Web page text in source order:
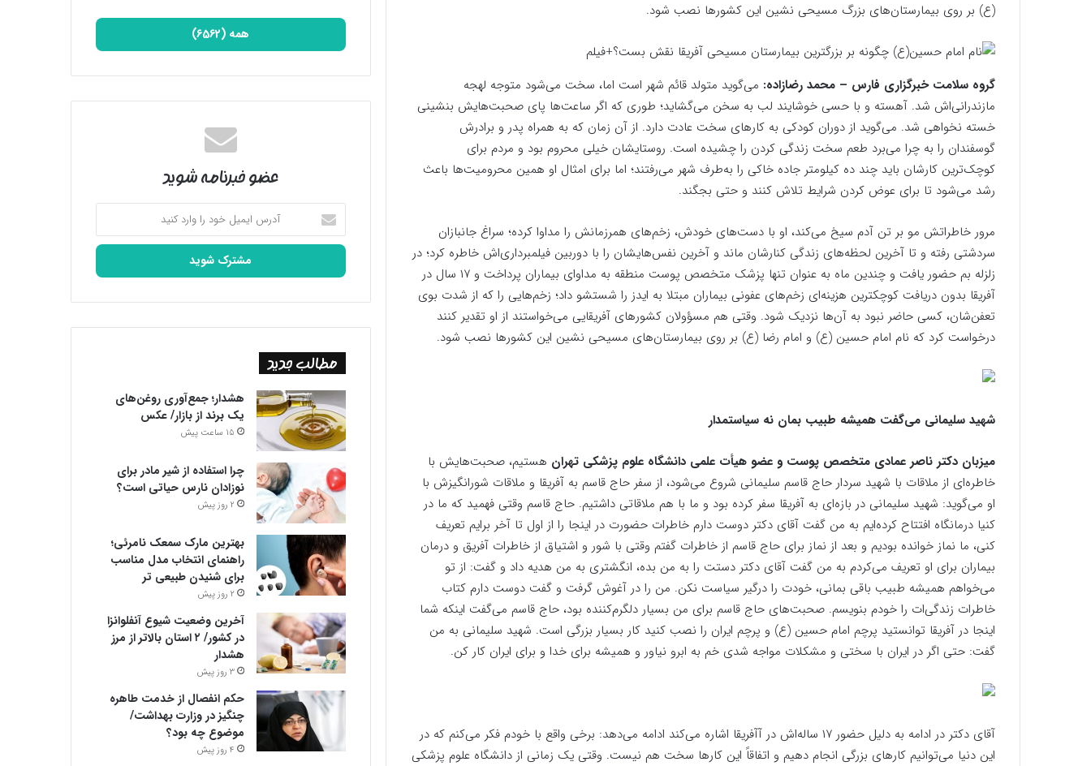
(ع) بر روی بیمارستان‌های بزرگ مسیحی نشین این کشورها نصب شود.
گروه سلامت خبرگزاری فارس – محمد رضازاده: می‌گوید متولد قائم شهر است اما، سخت می‌شود متوجه لهجه
مازندرانی‌اش شد. آهسته و با حسی خوشایند لب به سخن می‌گشاید؛ طوری که اگر ساعت‌ها پای صحبت‌هایش بنشینی
خسته نخواهی شد. می‌گوید از دوران کودکی به کار‌های سخت عادت دارد. از آن زمان که به همراه پدر و برادرش
گوسفندان را به چرا می‌برد طعم سخت زندگی کردن را چشیده است. روستایشان خیلی محروم بود و مردم برای
کوچک‌ترین کارشان باید چند ده کیلومتر جاده خاکی را به‌طرف شهر می‌رفتند؛ اما برای امثال او همین محرومیت‌ها باعث
رشد می‌شود تا برای عوض کردن شرایط تلاش کنند و حتی بجگند.
مرور خاطراتش مو بر تن آدم سیخ می‌کند، او با دست‌های خودش، زخم‌های همرزمانش را مداوا کرده؛ سراغ جانبازان
سردشتی رفته و تا آخرین لحظه‌های زندگی کنارشان ماند و آخرین نفس‌هایشان را با دوربین فیلمبرداری‌اش خاطره کرد؛ در
زلزله بم حضور یافت و چندین ماه به عنوان تنها پزشک متخصص پوست منطقه به مداوای بیماران پرداخت و ۱۷ سال در
آفریقا بدون دریافت کوچکترین هزینه‌ای زخم‌های عفونی بیماران مبتلا به ایدز را شستشو داد؛ زخم‌هایی را که از شدت بوی
تعفن‌شان، کسی حاضر نبود به آن‌ها نزدیک شود. وقتی هم مسؤولان کشورهای آفریقایی می‌خواستند از او تقدیر کنند
درخواست کرد که نام امام حسین (ع) و امام رضا (ع) بر روی بیمارستان‌های مسیحی نشین این کشورها نصب شود.
شهید سلیمانی می‌گفت همیشه طبیب بمان نه سیاستمدار
میزبان دکتر ناصر عمادی متخصص پوست و عضو هیأت علمی دانشگاه علوم پزشکی تهران هستیم، صحبت‌هایش با
خاطره‌ای از ملاقات با شهید سردار حاج قاسم سلیمانی شروع می‌شود، از سفر حاج قاسم به آفریقا و ملاقات شورانگیزش با
او می‌گوید: شهید سلیمانی در بازه‌ای به آفریقا سفر کرده بود و ما با هم ملاقاتی داشتیم. حاج قاسم وقتی فهمید که ما در
کنیا درمانگاه افتتاح کرده‌ایم به من گفت آقای دکتر دوست دارم خاطرات حضورت در اینجا را از اول تا آخر برایم تعریف
کنی، ما نماز خوانده بودیم و بعد از نماز برای حاج قاسم از خاطرات گفتم وقتی با شور و اشتیاق از خاطرات آفریق و درمان
بیماران برای او تعریف می‌کردم به من گفت آقای دکتر دستت را به من بده، انگشتری به من هدیه داد و گفت: از تو
می‌خواهم همیشه طبیب باقی بمانی، خودت را درگیر سیاست نکن. من را در آغوش گرفت و گفت دوست دارم کتاب
خاطرات زندگی‌ات را خودم بنویسم. صحبت‌های حاج قاسم برای من بسیار دلگرم‌کننده بود، حاج قاسم می‌گفت اینکه شما
اینجا در آفریقا توانستید پرچم امام حسین (ع) و پرچم ایران را نصب کنید کار بسیار بزرگی است. شهید سلیمانی به من
گفت: حتی اگر در ایران با سختی و مشکلات مواجه شدی خم به ابرو نیاور و همیشه برای خدا و برای ایران کار کن.
آقای دکتر در ادامه به دلیل حضور ۱۷ ساله‌اش در آآفریقا اشاره می‌کند ادامه می‌دهد: برخی واقع با خودم فکر می‌کنم که در
این دنیا می‌توانیم کار‌های بزرگی انجام دهیم و اتفاقاً این کار‌ها سخت هم نیست. وقتی یک زمانی از دانشگاه علوم پزشکی
همه (6562)
عضو خبرنامه شوید
آدرس
ایمیل
خود
وارد
مطالب جدید
هشدار؛ جمع‌آوری روغن‌های
یک برند از بازار/ عکس
15 ساعت پیش
چرا استفاده از شیر مادر برای
نوزادان نارس حیاتی است؟
2 روز پیش
بهترین مارک سمعک نامرئی؛
راهنمای انتخاب مدل مناسب
برای شنیدن طبیعی تر
2 روز پیش
آخرین وضعیت شیوع آنفلوانزا
در کشور/ ۲ استان بالاتر از مرز
هشدار
3 روز پیش
حکم انفصال از خدمت طاهره
چنگیز در وزارت بهداشت/
موضوع چه بود؟
4 روز پیش